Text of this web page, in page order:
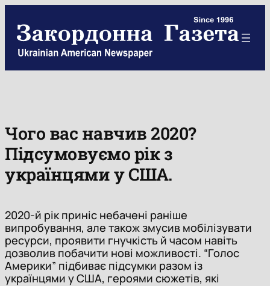
content
Чого вас навчив 2020?
Підсумовуємо рік з
українцями у США.
2020-й рік приніс небачені раніше
випробування, але також змусив мобілізувати
ресурси, проявити гнучкість й часом навіть
дозволив побачити нові можливості. “Голос
Америки” підбиває підсумки разом із
українцями у США, героями сюжетів, які